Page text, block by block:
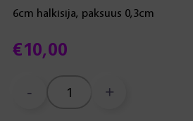
€10,00
6cm halkisija, paksuus 0,3cm
- +